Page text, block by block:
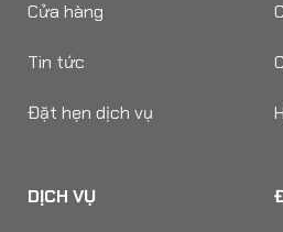
Cửa hàng
Tin tức
Đặt hẹn dịch vụ
DỊCH VỤ